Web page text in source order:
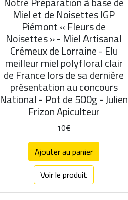
Miel et de Noisettes IGP
Piémont « Fleurs de
Noisettes » - Miel Artisanal
Crémeux de Lorraine - Elu
meilleur miel polyfloral clair
de France lors de sa dernière
présentation au concours
National - Pot de 500g - Julien
Frizon Apiculteur
10€
Ajouter au panier
Voir le produit